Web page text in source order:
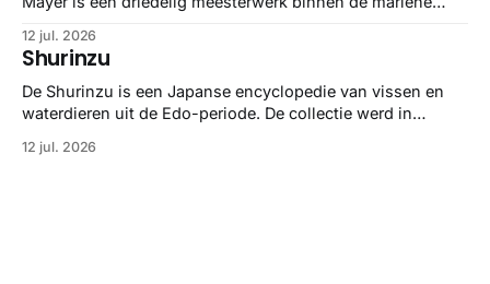
gedetailleerd overzicht van kwallensoorten en hun
taxonomie. Het boek staat bekend om de combinatie van
strikte wetenschap met prachtige, handgetekende
illustraties en kleurendrukplaten van Mayer zelf.
12 jul. 2026
Shurinzu
De Shurinzu is een Japanse encyclopedie van vissen en
waterdieren uit de Edo-periode. De collectie werd in
bekend om verfijnde technieken en bijna driedimensionale
12 jul. 2026